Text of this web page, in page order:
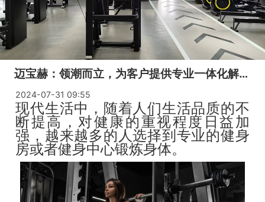
迈宝赫：领潮而立，为客户提供专业一体化解决方案！
2024-07-31 09:55
现代生活中，随着人们生活品质的不
断提高，对健康的重视程度日益加
强，越来越多的人选择到专业的健身
房或者健身中心锻炼身体。